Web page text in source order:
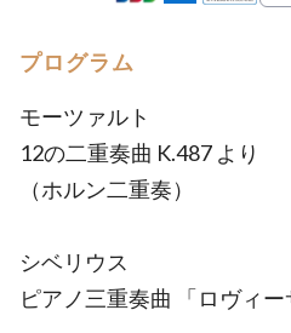
プログラム
モーツァルト
12の二重奏曲 K.487 より
（ホルン二重奏）
シベリウス
ピアノ三重奏曲 「ロヴィー